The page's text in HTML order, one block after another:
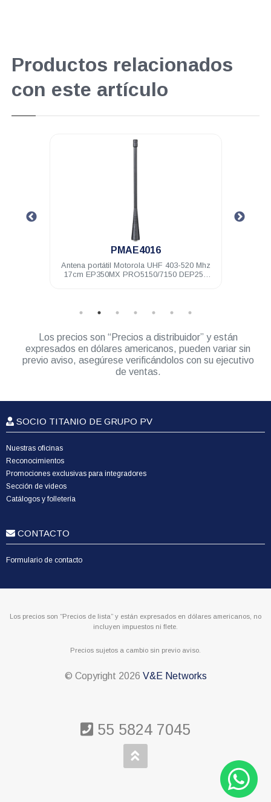
Productos relacionados
con este artículo
.
PMAE4016
Antena portátil Motorola UHF 403-520 Mhz
17cm EP350MX PRO5150/7150 DEP250
Los precios son “Precios a distribuidor” y están
expresados en dólares americanos, pueden variar sin
previo aviso, asegúrese verificándolos con su ejecutivo
de ventas.
SOCIO TITANIO DE GRUPO PV
Nuestras oficinas
Reconocimientos
Promociones exclusivas para integradores
Sección de videos
Catálogos y folletería
CONTACTO
Formulario de contacto
Los precios son “Precios de lista” y están expresados en dólares americanos, no
incluyen impuestos ni flete.
Precios sujetos a cambio sin previo aviso.
© Copyright 2026 V&E Networks
55 5824 7045